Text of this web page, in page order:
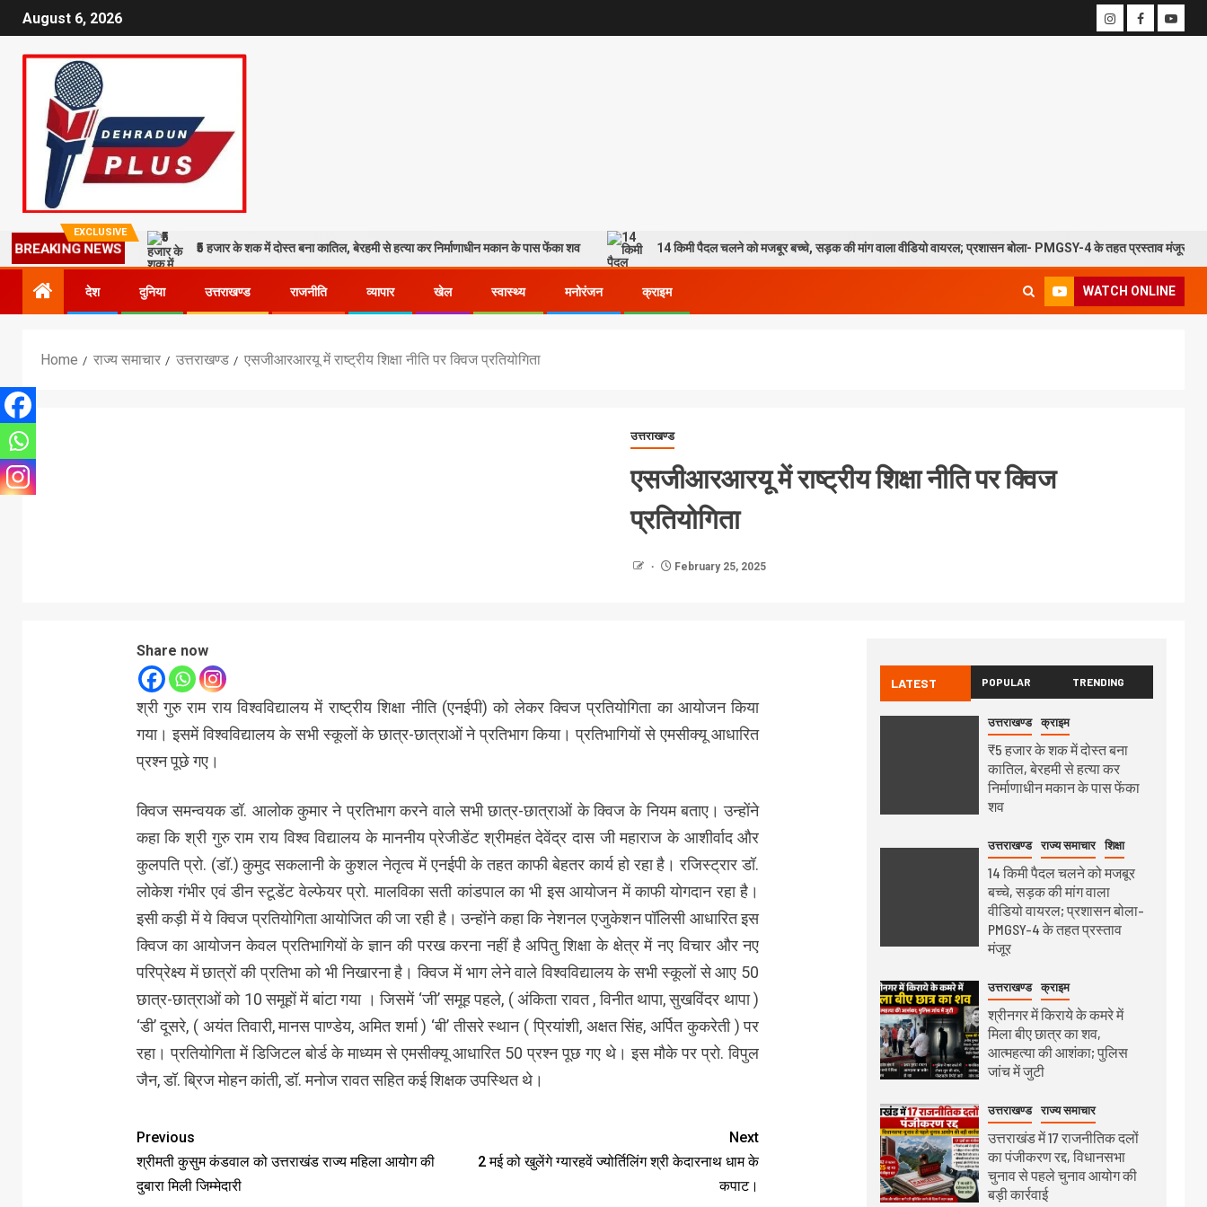
August 6, 2026
EXCLUSIVE
BREAKING NEWS ₹5 हजार के शक में दोस्त बना कातिल, बेरहमी से हत्या कर निर्माणाधीन मकान के पास फेंका शव 14 किमी पैदल चलने को मजबूर बच्चे, सड़क की मांग वाला वीडियो वायरल; प्रशासन बोला- PMGSY-4 के तहत प्रस्ताव मंजूर
देश दुनिया उत्तराखण्ड राजनीति व्यापार खेल स्वास्थ्य मनोरंजन क्राइम WATCH ONLINE
Home राज्य समाचार उत्तराखण्ड एसजीआरआरयू में राष्ट्रीय शिक्षा नीति पर क्विज प्रतियोगिता
उत्तराखण्ड
एसजीआरआरयू में राष्ट्रीय शिक्षा नीति पर क्विज
प्रतियोगिता
February 25, 2025
Share now
श्री गुरु राम राय विश्वविद्यालय में राष्ट्रीय शिक्षा नीति (एनईपी) को लेकर क्विज प्रतियोगिता का आयोजन किया
गया। इसमें विश्वविद्यालय के सभी स्कूलों के छात्र-छात्राओं ने प्रतिभाग किया। प्रतिभागियों से एमसीक्यू आधारित
प्रश्न पूछे गए।
क्विज समन्वयक डॉ. आलोक कुमार ने प्रतिभाग करने वाले सभी छात्र-छात्राओं के क्विज के नियम बताए। उन्होंने
कहा कि श्री गुरु राम राय विश्व विद्यालय के माननीय प्रेजीडेंट श्रीमहंत देवेंद्र दास जी महाराज के आशीर्वाद और
कुलपति प्रो. (डॉ.) कुमुद सकलानी के कुशल नेतृत्व में एनईपी के तहत काफी बेहतर कार्य हो रहा है। रजिस्ट्रार डॉ.
लोकेश गंभीर एवं डीन स्टूडेंट वेल्फेयर प्रो. मालविका सती कांडपाल का भी इस आयोजन में काफी योगदान रहा है।
इसी कड़ी में ये क्विज प्रतियोगिता आयोजित की जा रही है। उन्होंने कहा कि नेशनल एजुकेशन पॉलिसी आधारित इस
क्विज का आयोजन केवल प्रतिभागियों के ज्ञान की परख करना नहीं है अपितु शिक्षा के क्षेत्र में नए विचार और नए
परिप्रेक्ष्य में छात्रों की प्रतिभा को भी निखारना है। क्विज में भाग लेने वाले विश्वविद्यालय के सभी स्कूलों से आए 50
छात्र-छात्राओं को 10 समूहों में बांटा गया । जिसमें ‘जी’ समूह पहले, ( अंकिता रावत , विनीत थापा, सुखविंदर थापा )
‘डी’ दूसरे, ( अयंत तिवारी, मानस पाण्डेय, अमित शर्मा ) ‘बी’ तीसरे स्थान ( प्रियांशी, अक्षत सिंह, अर्पित कुकरेती ) पर
रहा। प्रतियोगिता में डिजिटल बोर्ड के माध्यम से एमसीक्यू आधारित 50 प्रश्न पूछ गए थे। इस मौके पर प्रो. विपुल
जैन, डॉ. ब्रिज मोहन कांती, डॉ. मनोज रावत सहित कई शिक्षक उपस्थित थे।
Previous
श्रीमती कुसुम कंडवाल को उत्तराखंड राज्य महिला आयोग की
दुबारा मिली जिम्मेदारी
Next
2 मई को खुलेंगे ग्यारहवें ज्योर्तिलिंग श्री केदारनाथ धाम के
कपाट।
LATEST POPULAR TRENDING
उत्तराखण्ड क्राइम
₹5 हजार के शक में दोस्त बना
कातिल, बेरहमी से हत्या कर
निर्माणाधीन मकान के पास फेंका
शव
उत्तराखण्ड राज्य समाचार शिक्षा
14 किमी पैदल चलने को मजबूर
बच्चे, सड़क की मांग वाला
वीडियो वायरल; प्रशासन बोला-
PMGSY-4 के तहत प्रस्ताव
मंजूर
उत्तराखण्ड क्राइम
श्रीनगर में किराये के कमरे में
मिला बीए छात्र का शव,
आत्महत्या की आशंका; पुलिस
जांच में जुटी
उत्तराखण्ड राज्य समाचार
उत्तराखंड में 17 राजनीतिक दलों
का पंजीकरण रद्द, विधानसभा
चुनाव से पहले चुनाव आयोग की
बड़ी कार्रवाई